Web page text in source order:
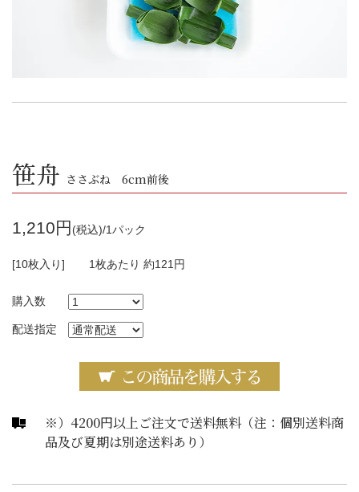
笹舟 ささぶね 6cm前後
1,210円 (税込)/1パック
[10枚入り] 1枚あたり 約121円
購入数
配送指定
※）4200円以上ご注文で送料無料（注：個別送料商
品及び夏期は別途送料あり）